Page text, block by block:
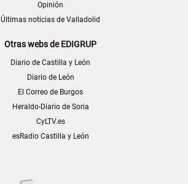
Opinión
Últimas noticias de Valladolid
Otras webs de EDIGRUP
Diario de Castilla y León
Diario de León
El Correo de Burgos
Heraldo-Diario de Soria
CyLTV.es
esRadio Castilla y León